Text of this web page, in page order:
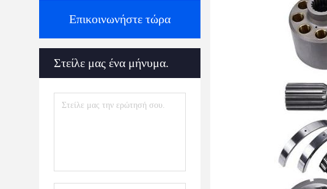
Επικοινωνήστε τώρα
Στείλε μας ένα μήνυμα.